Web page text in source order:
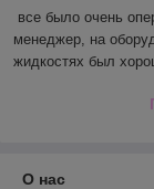
все было очень
менеджер, на
жидкостях был
О нас